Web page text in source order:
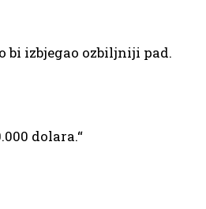
bi izbjegao ozbiljniji pad.
dolara.“